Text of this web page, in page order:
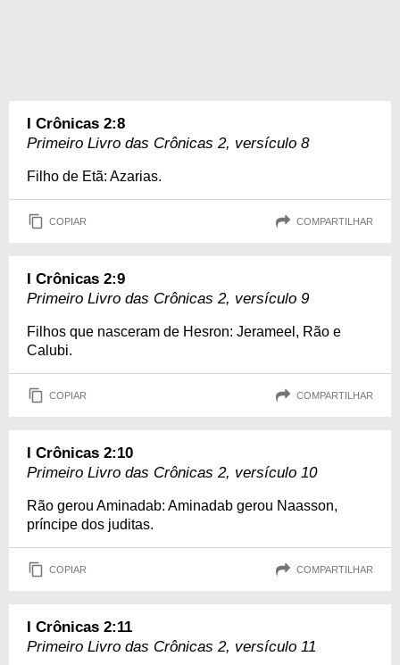
I Crônicas 2:8
Primeiro Livro das Crônicas 2, versículo 8
Filho de Etã: Azarias.
COPIAR COMPARTILHAR
I Crônicas 2:9
Primeiro Livro das Crônicas 2, versículo 9
Filhos que nasceram de Hesron: Jerameel, Rão e
Calubi.
COPIAR COMPARTILHAR
I Crônicas 2:10
Primeiro Livro das Crônicas 2, versículo 10
Rão gerou Aminadab: Aminadab gerou Naasson,
príncipe dos juditas.
COPIAR COMPARTILHAR
I Crônicas 2:11
Primeiro Livro das Crônicas 2, versículo 11